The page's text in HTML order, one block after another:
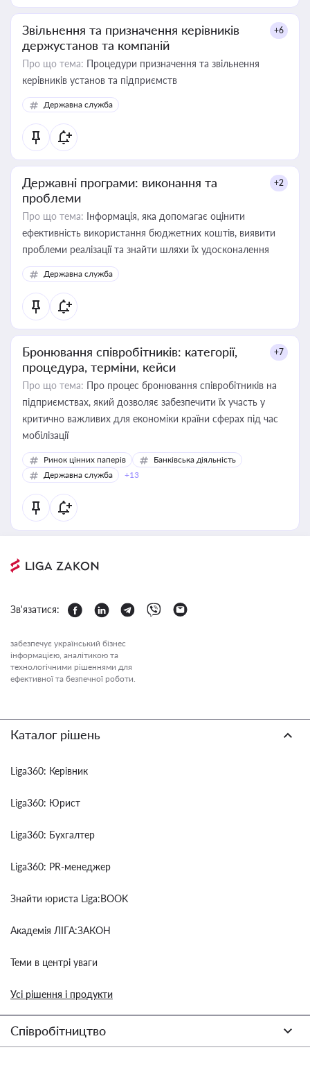
Звільнення та призначення керівників
держустанов та компаній
+6
Про що тема: Процедури призначення та звільнення
керівників установ та підприємств
Державна служба
Державні програми: виконання та
проблеми
+2
Про що тема: Інформація, яка допомагає оцінити
ефективність використання бюджетних коштів, виявити
проблеми реалізації та знайти шляхи їх удосконалення
Державна служба
Бронювання співробітників: категорії,
процедура, терміни, кейси
+7
Про що тема: Про процес бронювання співробітників на
підприємствах, який дозволяє забезпечити їх участь у
критично важливих для економіки країни сферах під час
мобілізації
Ринок цінних паперів
Банківська діяльність
Державна служба
+13
Зв'язатися:
забезпечує український бізнес
інформацією, аналітикою та
технологічними рішеннями для
ефективної та безпечної роботи.
Каталог рішень
Liga360: Керівник
Liga360: Юрист
Liga360: Бухгалтер
Liga360: PR-менеджер
Знайти юриста Liga:BOOK
Академія ЛІГА:ЗАКОН
Теми в центрі уваги
Усі рішення і продукти
Співробітництво